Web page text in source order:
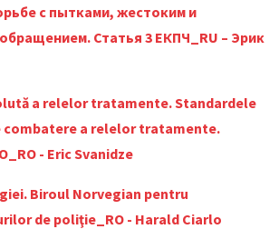
с пытками, жестоким и
Статья 3 ЕКПЧ_RU – Эрик
a relelor tratamente. Standardele
a relelor tratamente.
- Eric Svanidze
Biroul Norvegian pentru
de poliţie_RO - Harald Ciarlo